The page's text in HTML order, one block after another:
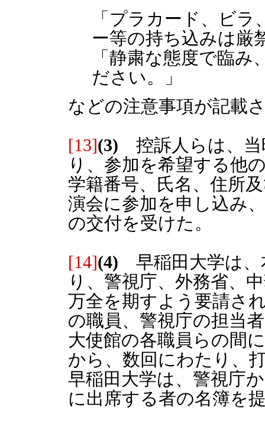
「プラカード、ビ
ー等の持ち込みは厳
「静粛な態度で臨
ださい。」
などの注意事項が記載
[13](3) 控訴人らは、当
り、参加を希望する他
学籍番号、氏名、住所
演会に参加を申し込み
の交付を受けた。
[14](4) 早稲田大学は、
り、警視庁、外務省、
万全を期すよう要請さ
の職員、警視庁の担当
大使館の各職員らの間
から、数回にわたり、
早稲田大学は、警視庁
に出席する者の名簿を